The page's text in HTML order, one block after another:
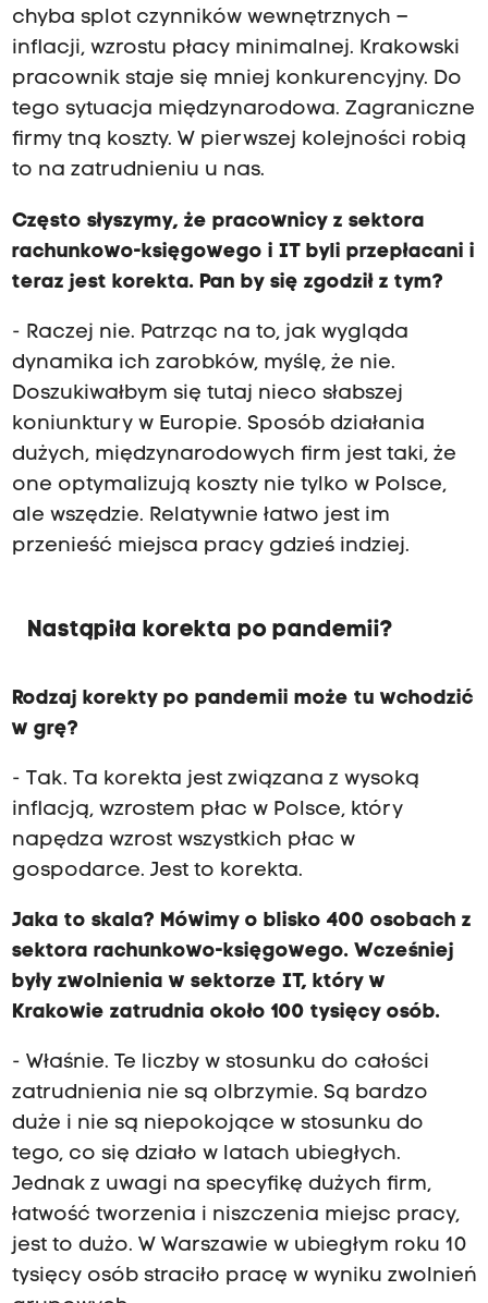
chyba splot czynników wewnętrznych –
inflacji, wzrostu płacy minimalnej. Krakowski
pracownik staje się mniej konkurencyjny. Do
tego sytuacja międzynarodowa. Zagraniczne
firmy tną koszty. W pierwszej kolejności robią
to na zatrudnieniu u nas.
Często słyszymy, że pracownicy z sektora
rachunkowo-księgowego i IT byli przepłacani i
teraz jest korekta. Pan by się zgodził z tym?
- Raczej nie. Patrząc na to, jak wygląda
dynamika ich zarobków, myślę, że nie.
Doszukiwałbym się tutaj nieco słabszej
koniunktury w Europie. Sposób działania
dużych, międzynarodowych firm jest taki, że
one optymalizują koszty nie tylko w Polsce,
ale wszędzie. Relatywnie łatwo jest im
przenieść miejsca pracy gdzieś indziej.
Nastąpiła korekta po pandemii?
Rodzaj korekty po pandemii może tu wchodzić
w grę?
- Tak. Ta korekta jest związana z wysoką
inflacją, wzrostem płac w Polsce, który
napędza wzrost wszystkich płac w
gospodarce. Jest to korekta.
Jaka to skala? Mówimy o blisko 400 osobach z
sektora rachunkowo-księgowego. Wcześniej
były zwolnienia w sektorze IT, który w
Krakowie zatrudnia około 100 tysięcy osób.
- Właśnie. Te liczby w stosunku do całości
zatrudnienia nie są olbrzymie. Są bardzo
duże i nie są niepokojące w stosunku do
tego, co się działo w latach ubiegłych.
Jednak z uwagi na specyfikę dużych firm,
łatwość tworzenia i niszczenia miejsc pracy,
jest to dużo. W Warszawie w ubiegłym roku 10
tysięcy osób straciło pracę w wyniku zwolnień